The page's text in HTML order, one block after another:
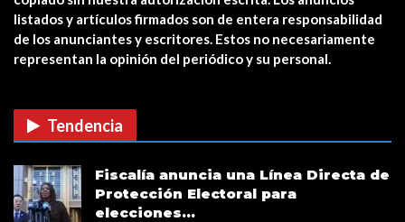
Estreno en cines: The Unholy (Ten
cuidado a quién…
de su campaña…
listados y artículos firmados son de entera responsabilidad
de los anunciantes y escritores. Estos no necesariamente
representan la opinión del periódico y su personal.
Tendencia
Fiscalía anuncia una Línea Directa de
Protección Electoral para
elecciones…